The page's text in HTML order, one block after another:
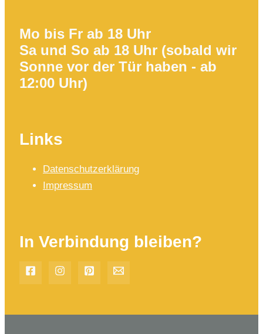
Mo bis Fr ab 18 Uhr
Sa und So ab 18 Uhr (sobald wir
Sonne vor der Tür haben - ab
12:00 Uhr)
Links
Datenschutzerklärung
Impressum
In Verbindung bleiben?